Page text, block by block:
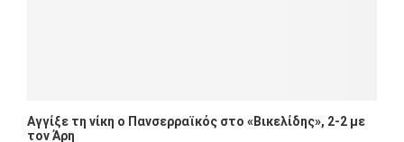
Αγγίξε τη νίκη ο Πανσερραϊκός στο «Βικελίδης», 2-2 με
τον Άρη